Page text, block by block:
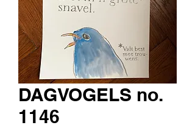
DAGVOGELS no.
1146